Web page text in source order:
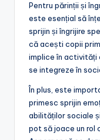
Pentru părinții și
este esențial să
sprijin și îngrijire
că acești copii
implice în activități
se integreze în
În plus, este
primesc sprijin
abilităților sociale
pot să joace un rol